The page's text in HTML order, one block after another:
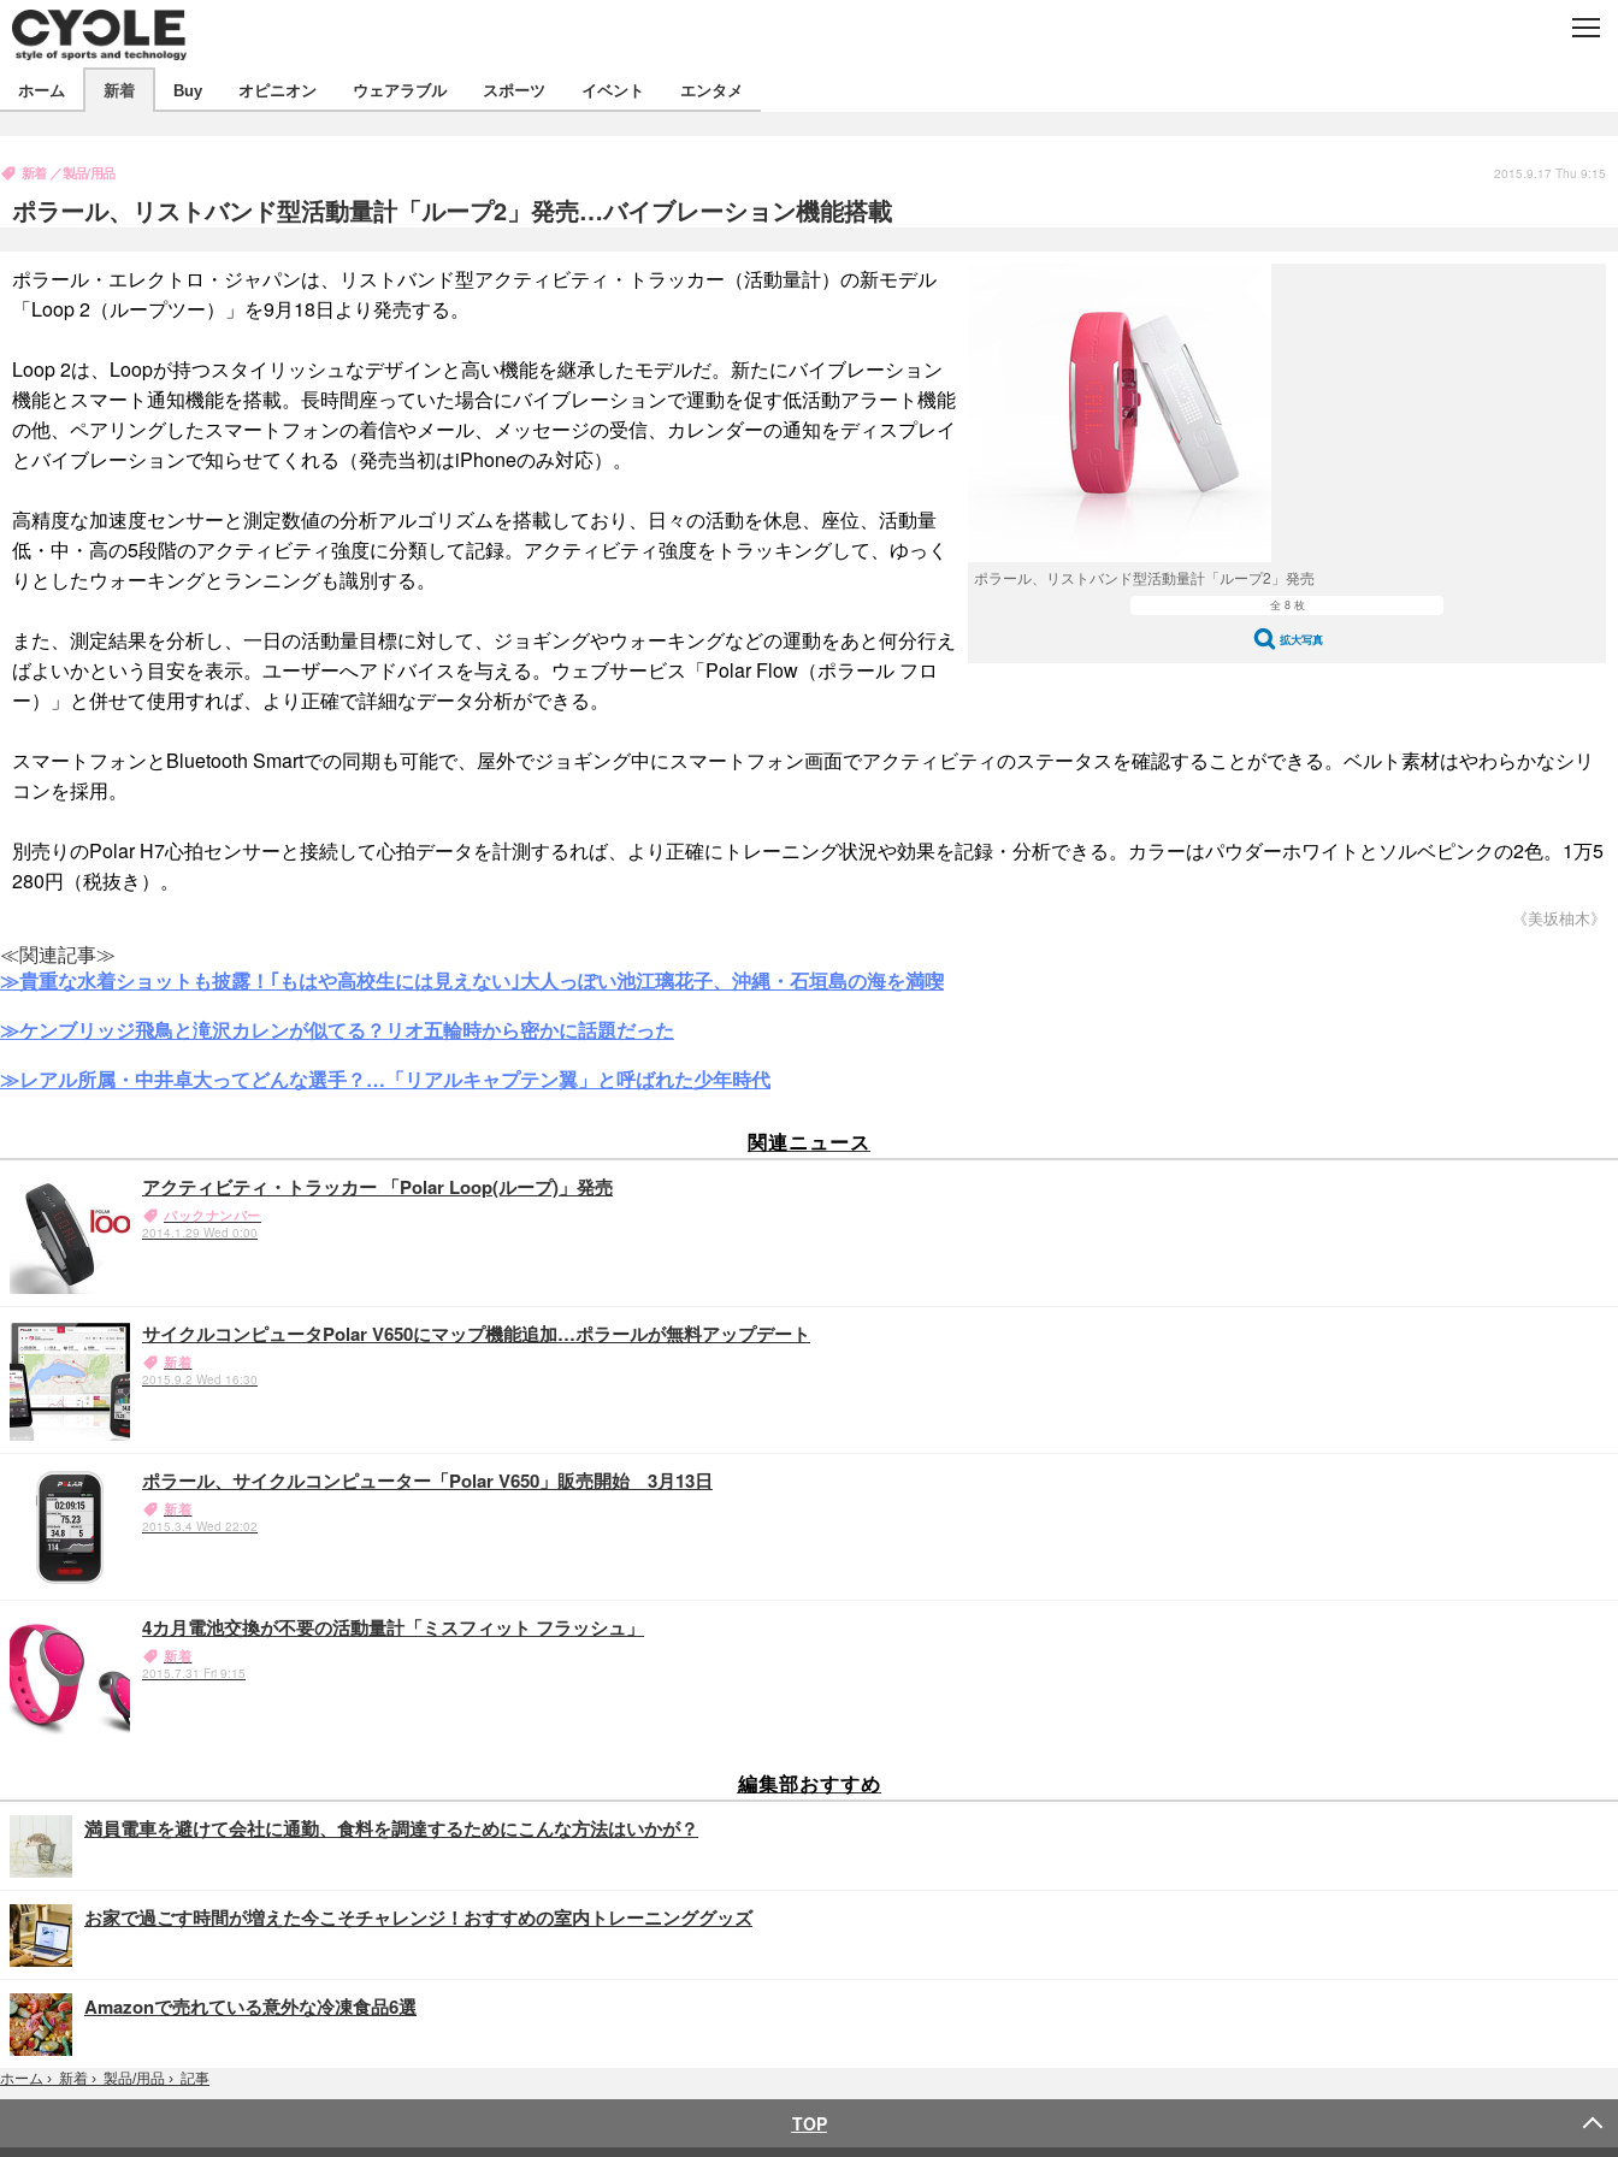
C
飲食
ボイス
デバイス
ビジネス
海外
スポーツ
短信
選手
動画
イベント
ツアー
文化
芸能
出版／映画
話題
ファッション
デザイン
写真
動画
ライフ
社会
政治
ホーム 新着 Buy オピニオン ウェアラブル スポーツ イベント エンタメ
ポラール、リストバンド型活動量計「ループ2」発売…バイブレーション機能搭載
新着 製品/用品 2015.9.17 Thu 9:15
ポラール、リストバンド型活動量計「ループ2」発売
全 8 枚
拡大写真
ポラール・エレクトロ・ジャパンは、リストバンド型アクティビティ・トラッカー（活動量計）の新モデル
「Loop 2（ループツー）」を9月18日より発売する。
Loop 2は、Loopが持つスタイリッシュなデザインと高い機能を継承したモデルだ。新たにバイブレーション
機能とスマート通知機能を搭載。長時間座っていた場合にバイブレーションで運動を促す低活動アラート機能
の他、ペアリングしたスマートフォンの着信やメール、メッセージの受信、カレンダーの通知をディスプレイ
とバイブレーションで知らせてくれる（発売当初はiPhoneのみ対応）。
高精度な加速度センサーと測定数値の分析アルゴリズムを搭載しており、日々の活動を休息、座位、活動量
低・中・高の5段階のアクティビティ強度に分類して記録。アクティビティ強度をトラッキングして、ゆっく
りとしたウォーキングとランニングも識別する。
また、測定結果を分析し、一日の活動量目標に対して、ジョギングやウォーキングなどの運動をあと何分行え
ばよいかという目安を表示。ユーザーへアドバイスを与える。ウェブサービス「Polar Flow（ポラール フロ
ー）」と併せて使用すれば、より正確で詳細なデータ分析ができる。
スマートフォンとBluetooth Smartでの同期も可能で、屋外でジョギング中にスマートフォン画面でアクティビティのステータスを確認することができる。ベルト素材はやわらかなシリ
コンを採用。
別売りのPolar H7心拍センサーと接続して心拍データを計測するれば、より正確にトレーニング状況や効果を記録・分析できる。カラーはパウダーホワイトとソルベピンクの2色。1万5
280円（税抜き）。
《美坂柚木》
≪関連記事≫
≫貴重な水着ショットも披露！｢もはや高校生には見えない｣大人っぽい池江璃花子、沖縄・石垣島の海を満喫
≫ケンブリッジ飛鳥と滝沢カレンが似てる？リオ五輪時から密かに話題だった
≫レアル所属・中井卓大ってどんな選手？…「リアルキャプテン翼」と呼ばれた少年時代
関連ニュース
アクティビティ・トラッカー 「Polar Loop(ループ)」発売
バックナンバー
2014.1.29 Wed 0:00
サイクルコンピュータPolar V650にマップ機能追加…ポラールが無料アップデート
新着
2015.9.2 Wed 16:30
ポラール、サイクルコンピューター「Polar V650」販売開始 3月13日
新着
2015.3.4 Wed 22:02
4カ月電池交換が不要の活動量計「ミスフィット フラッシュ」
新着
2015.7.31 Fri 9:15
編集部おすすめ
満員電車を避けて会社に通勤、食料を調達するためにこんな方法はいかが？
お家で過ごす時間が増えた今こそチャレンジ！おすすめの室内トレーニンググッズ
Amazonで売れている意外な冷凍食品6選
ホーム › 新着 › 製品/用品 › 記事
TOP